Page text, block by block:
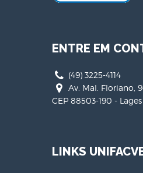
ENTRE EM
(49) 3225-4114
Av. Mal. Floriano,
CEP 88503-190 - Lages
LINKS